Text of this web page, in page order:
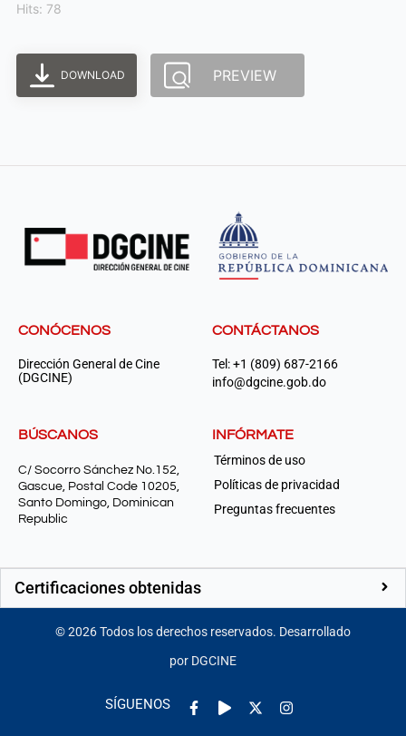
Hits: 78
DOWNLOAD PREVIEW
CONÓCENOS
Dirección General de Cine
(DGCINE)
CONTÁCTANOS
Tel: +1 (809) 687-2166
info@dgcine.gob.do
BÚSCANOS
C/ Socorro Sánchez No.152,
Gascue, Postal Code 10205,
Santo Domingo, Dominican
Republic
INFÓRMATE
Términos de uso
Políticas de privacidad
Preguntas frecuentes
Certificaciones obtenidas
©2026Todos los derechos reservados. Desarrollado
por DGCINE
SÍGUENOS
Facebook-
f
Play Instagram